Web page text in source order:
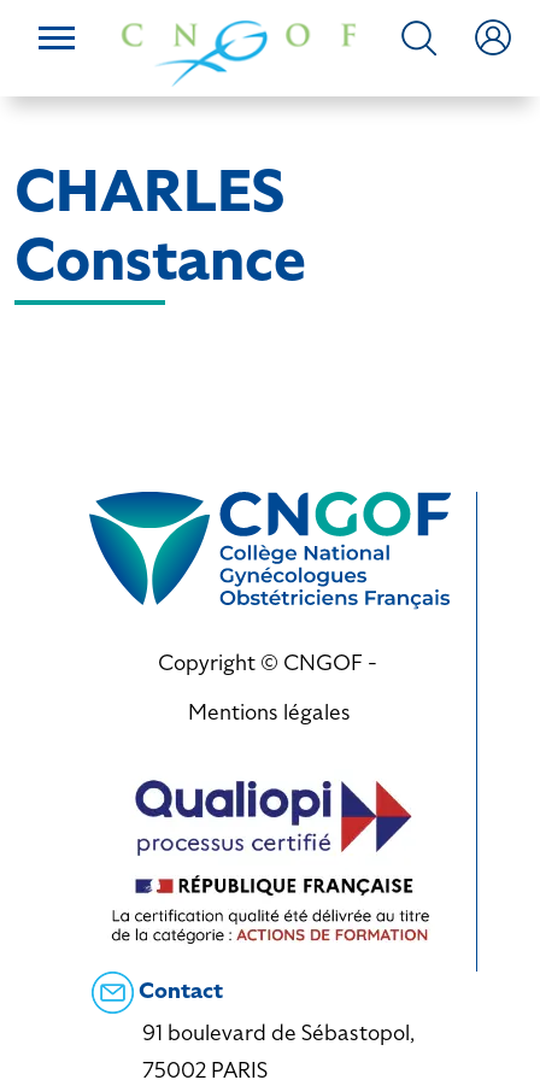
CHARLES
Constance
Copyright © CNGOF -
Mentions légales
Contact
91 boulevard de Sébastopol,
75002 PARIS